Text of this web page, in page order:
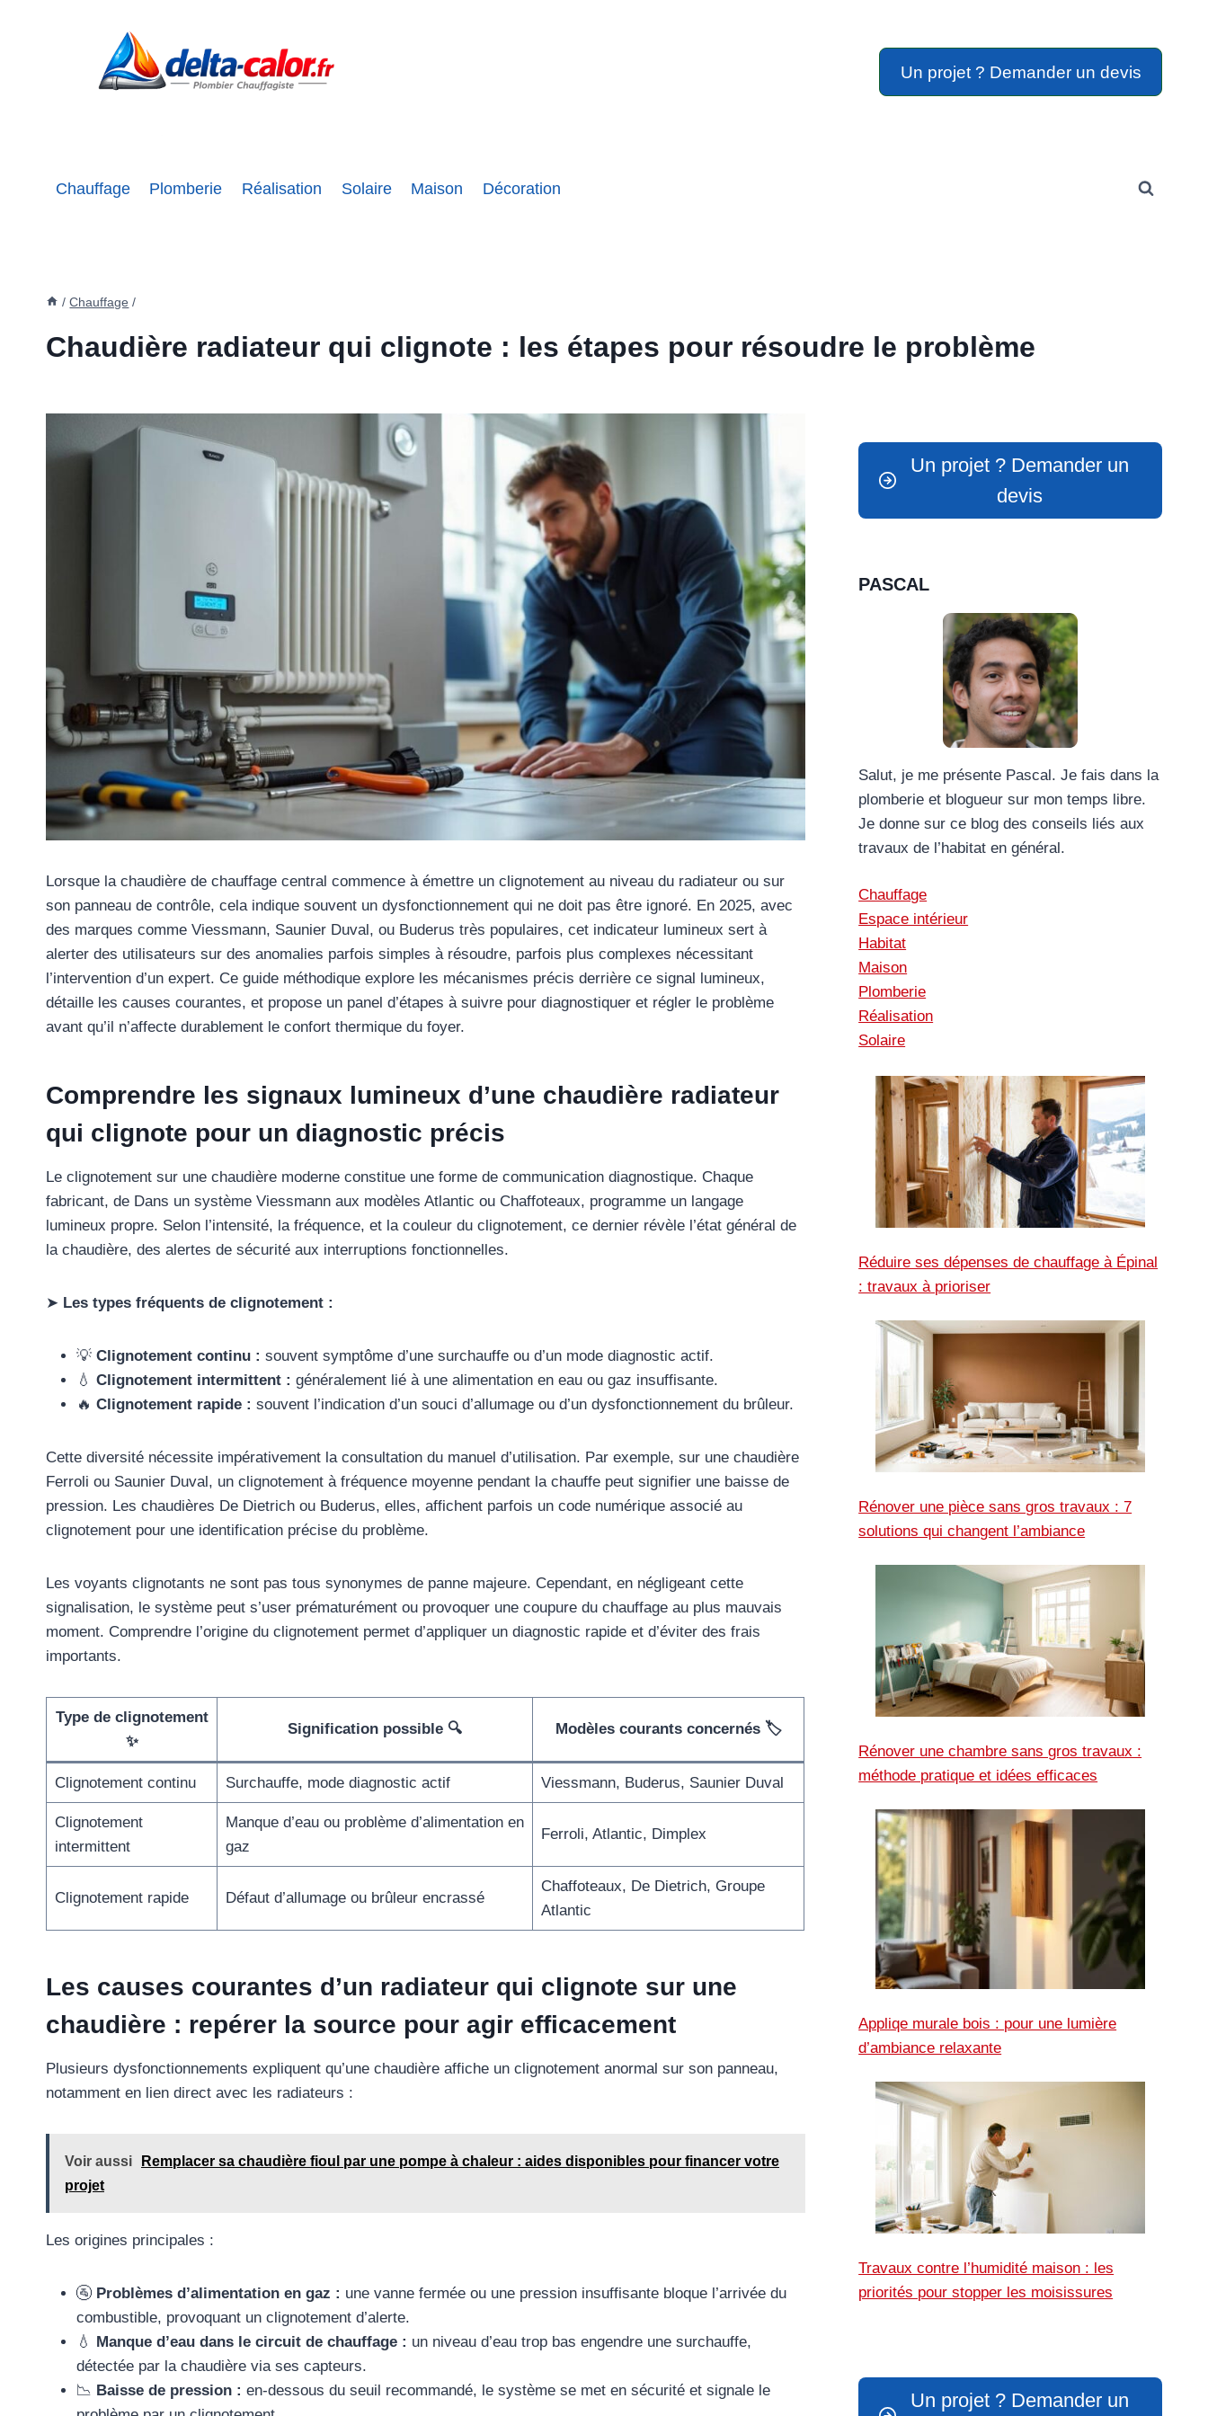
Un projet ? Demander un devis
Chauffage Plomberie Réalisation Solaire Maison Décoration
/ Chauffage /
Chaudière radiateur qui clignote : les étapes pour résoudre le problème
Lorsque la chaudière de chauffage central commence à émettre un clignotement au niveau du radiateur ou sur
son panneau de contrôle, cela indique souvent un dysfonctionnement qui ne doit pas être ignoré. En 2025, avec
des marques comme Viessmann, Saunier Duval, ou Buderus très populaires, cet indicateur lumineux sert à
alerter des utilisateurs sur des anomalies parfois simples à résoudre, parfois plus complexes nécessitant
l’intervention d’un expert. Ce guide méthodique explore les mécanismes précis derrière ce signal lumineux,
détaille les causes courantes, et propose un panel d’étapes à suivre pour diagnostiquer et régler le problème
avant qu’il n’affecte durablement le confort thermique du foyer.
Comprendre les signaux lumineux d’une chaudière radiateur
qui clignote pour un diagnostic précis
Le clignotement sur une chaudière moderne constitue une forme de communication diagnostique. Chaque
fabricant, de Dans un système Viessmann aux modèles Atlantic ou Chaffoteaux, programme un langage
lumineux propre. Selon l’intensité, la fréquence, et la couleur du clignotement, ce dernier révèle l’état général de
la chaudière, des alertes de sécurité aux interruptions fonctionnelles.
➤ Les types fréquents de clignotement :
💡 Clignotement continu : souvent symptôme d’une surchauffe ou d’un mode diagnostic actif.
💧 Clignotement intermittent : généralement lié à une alimentation en eau ou gaz insuffisante.
🔥 Clignotement rapide : souvent l’indication d’un souci d’allumage ou d’un dysfonctionnement du brûleur.
Cette diversité nécessite impérativement la consultation du manuel d’utilisation. Par exemple, sur une chaudière
Ferroli ou Saunier Duval, un clignotement à fréquence moyenne pendant la chauffe peut signifier une baisse de
pression. Les chaudières De Dietrich ou Buderus, elles, affichent parfois un code numérique associé au
clignotement pour une identification précise du problème.
Les voyants clignotants ne sont pas tous synonymes de panne majeure. Cependant, en négligeant cette
signalisation, le système peut s’user prématurément ou provoquer une coupure du chauffage au plus mauvais
moment. Comprendre l’origine du clignotement permet d’appliquer un diagnostic rapide et d’éviter des frais
importants.
Type de clignotement
✨
Signification possible 🔍 Modèles courants concernés 🏷️
Clignotement continu Surchauffe, mode diagnostic actif Viessmann, Buderus, Saunier Duval
Clignotement
intermittent
Manque d’eau ou problème d’alimentation en
gaz
Ferroli, Atlantic, Dimplex
Clignotement rapide Défaut d’allumage ou brûleur encrassé
Chaffoteaux, De Dietrich, Groupe
Atlantic
Les causes courantes d’un radiateur qui clignote sur une
chaudière : repérer la source pour agir efficacement
Plusieurs dysfonctionnements expliquent qu’une chaudière affiche un clignotement anormal sur son panneau,
notamment en lien direct avec les radiateurs :
Voir aussi
Remplacer sa chaudière fioul par une pompe à chaleur : aides disponibles pour financer votre
projet
Les origines principales :
🚰 Problèmes d’alimentation en gaz : une vanne fermée ou une pression insuffisante bloque l’arrivée du
combustible, provoquant un clignotement d’alerte.
💧 Manque d’eau dans le circuit de chauffage : un niveau d’eau trop bas engendre une surchauffe,
détectée par la chaudière via ses capteurs.
📉 Baisse de pression : en-dessous du seuil recommandé, le système se met en sécurité et signale le
Un projet ? Demander un
devis
PASCAL
Salut, je me présente Pascal. Je fais dans la
plomberie et blogueur sur mon temps libre.
Je donne sur ce blog des conseils liés aux
travaux de l’habitat en général.
Chauffage
Espace intérieur
Habitat
Maison
Plomberie
Réalisation
Solaire
Réduire ses dépenses de chauffage à Épinal
: travaux à prioriser
Rénover une pièce sans gros travaux : 7
solutions qui changent l’ambiance
Rénover une chambre sans gros travaux :
méthode pratique et idées efficaces
Appliqe murale bois : pour une lumière
d’ambiance relaxante
Travaux contre l’humidité maison : les
priorités pour stopper les moisissures
Un projet ? Demander un